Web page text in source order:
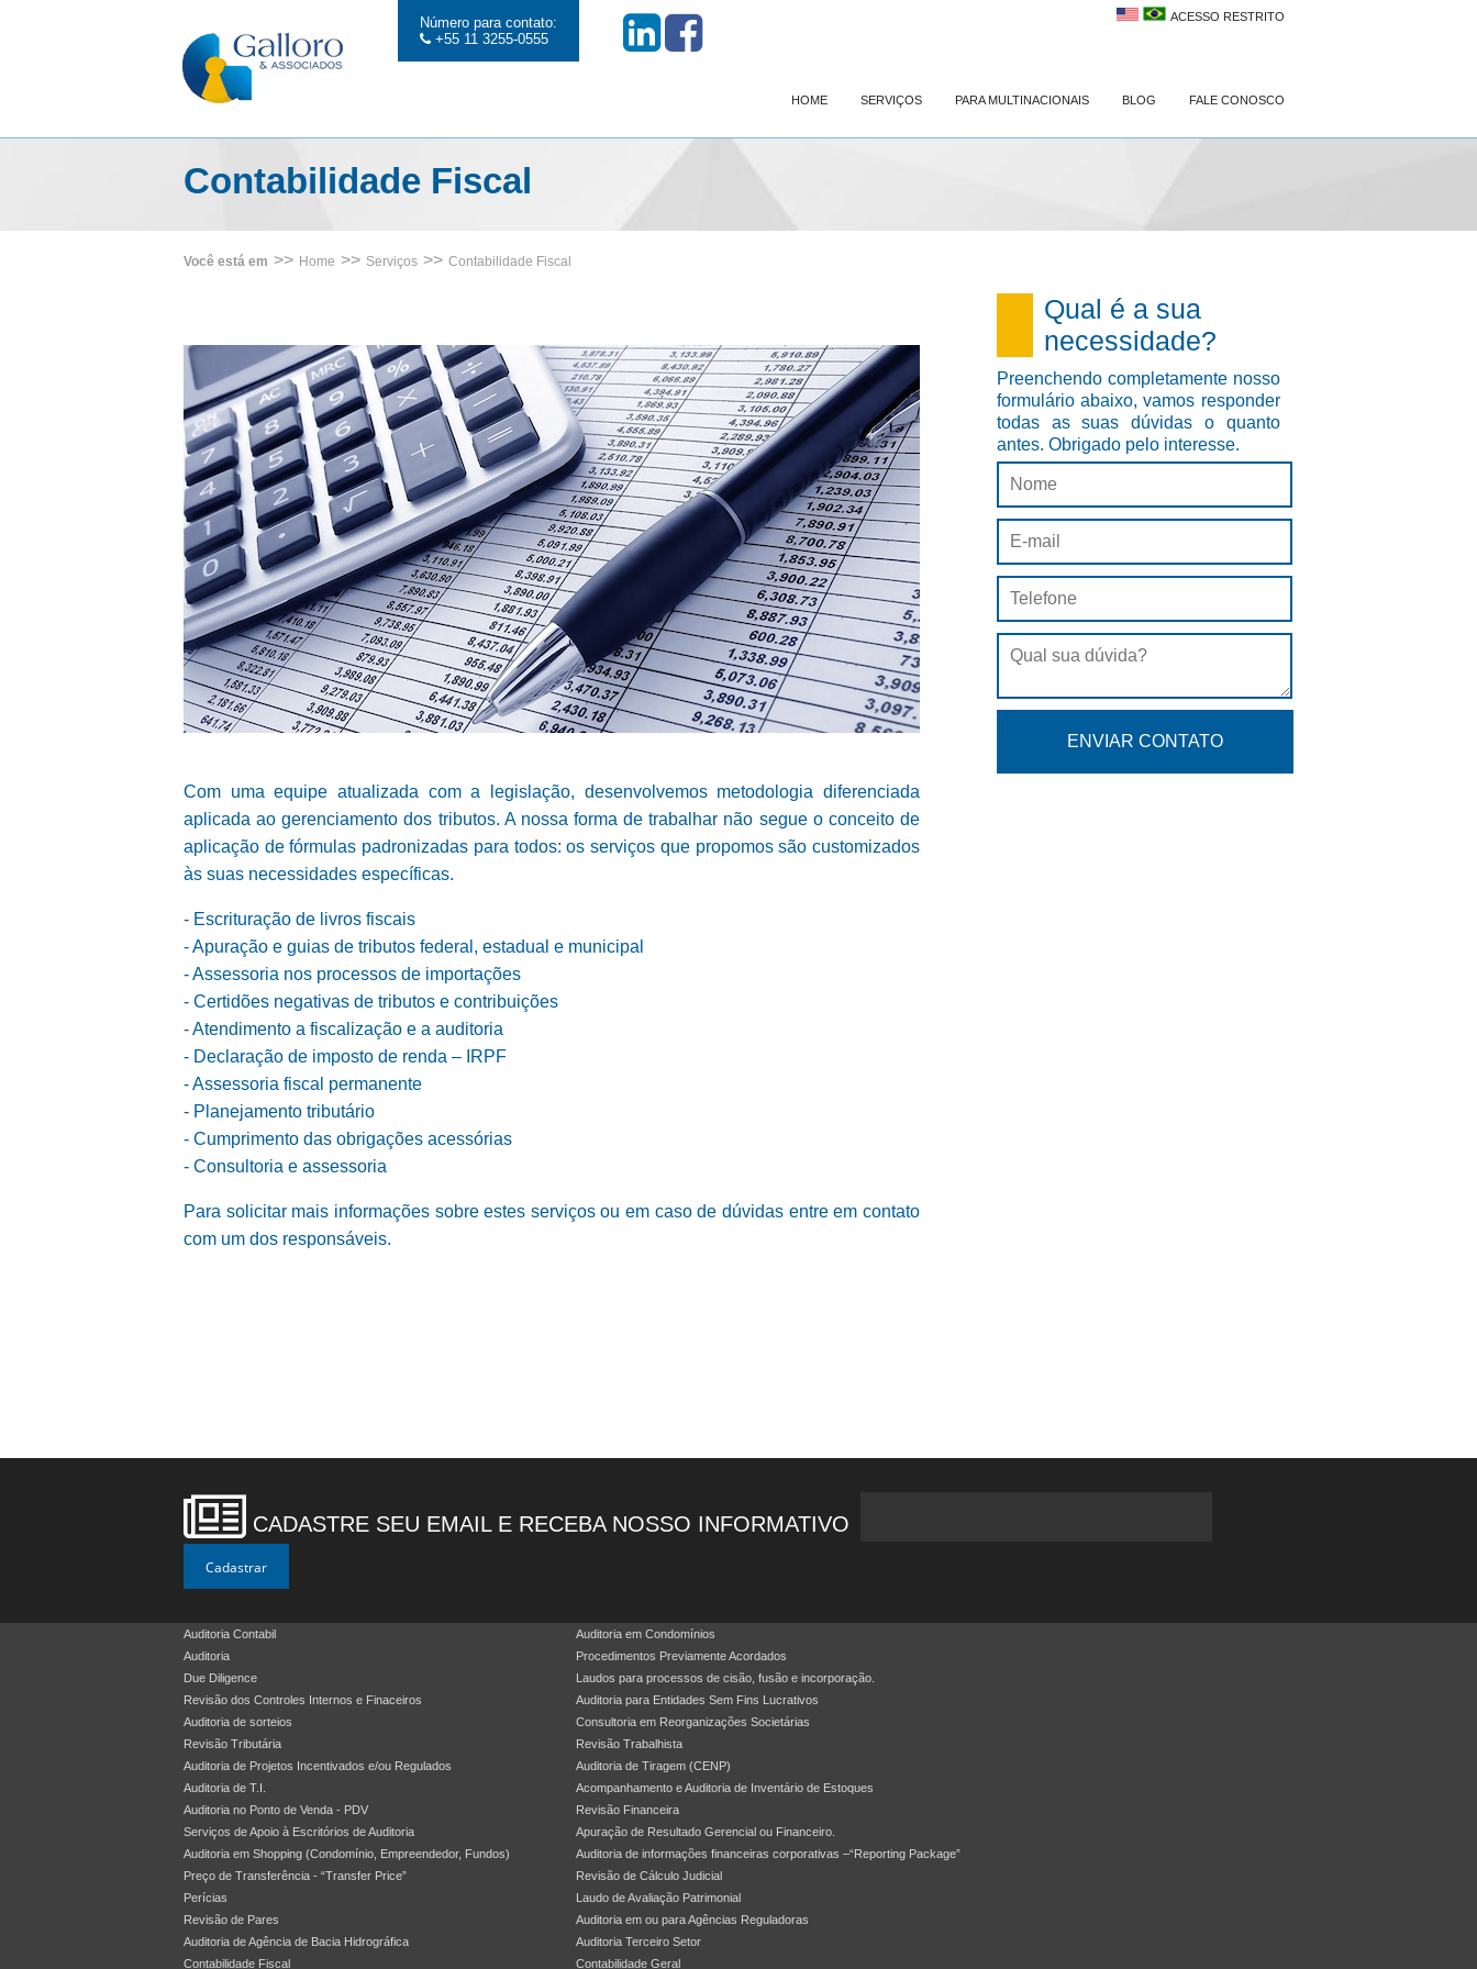
Número para contato:
+55 11 3255-0555
ACESSO RESTRITO
HOME SERVIÇOS PARA MULTINACIONAIS BLOG FALE CONOSCO
Contabilidade Fiscal
Você está em >> Home >> Serviços >> Contabilidade Fiscal
Com uma equipe atualizada com a legislação, desenvolvemos metodologia diferenciada
aplicada ao gerenciamento dos tributos. A nossa forma de trabalhar não segue o conceito de
aplicação de fórmulas padronizadas para todos: os serviços que propomos são customizados
às suas necessidades específicas.
- Escrituração de livros fiscais
- Apuração e guias de tributos federal, estadual e municipal
- Assessoria nos processos de importações
- Certidões negativas de tributos e contribuições
- Atendimento a fiscalização e a auditoria
- Declaração de imposto de renda – IRPF
- Assessoria fiscal permanente
- Planejamento tributário
- Cumprimento das obrigações acessórias
- Consultoria e assessoria
Para solicitar mais informações sobre estes serviços ou em caso de dúvidas entre em contato
com um dos responsáveis.
Qual é a sua
necessidade?
Preenchendo completamente nosso
formulário abaixo, vamos responder
todas as suas dúvidas o quanto
antes. Obrigado pelo interesse.
CADASTRE SEU EMAIL E RECEBA NOSSO INFORMATIVO
Auditoria Contabil
Auditoria em Condomínios
Auditoria
Procedimentos Previamente Acordados
Due Diligence
Laudos para processos de cisão, fusão e incorporação.
Revisão dos Controles Internos e Finaceiros
Auditoria para Entidades Sem Fins Lucrativos
Auditoria de sorteios
Consultoria em Reorganizações Societárias
Revisão Tributária
Revisão Trabalhista
Auditoria de Projetos Incentivados e/ou Regulados
Auditoria de Tiragem (CENP)
Auditoria de T.I.
Acompanhamento e Auditoria de Inventário de Estoques
Auditoria no Ponto de Venda - PDV
Revisão Financeira
Serviços de Apoio à Escritórios de Auditoria
Apuração de Resultado Gerencial ou Financeiro.
Auditoria em Shopping (Condomínio, Empreendedor, Fundos)
Auditoria de informações financeiras corporativas –“Reporting Package”
Preço de Transferência - “Transfer Price”
Revisão de Cálculo Judicial
Perícias
Laudo de Avaliação Patrimonial
Revisão de Pares
Auditoria em ou para Agências Reguladoras
Auditoria de Agência de Bacia Hidrográfica
Auditoria Terceiro Setor
Contabilidade Fiscal
Contabilidade Geral